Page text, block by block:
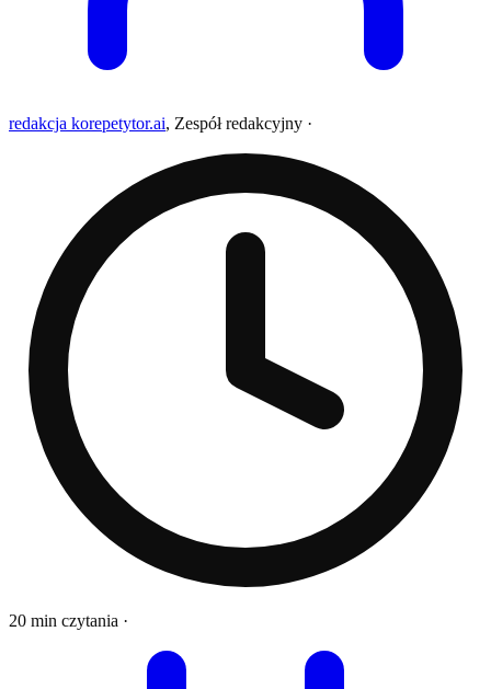
redakcja korepetytor.ai, Zespół redakcyjny ·
20 min czytania ·